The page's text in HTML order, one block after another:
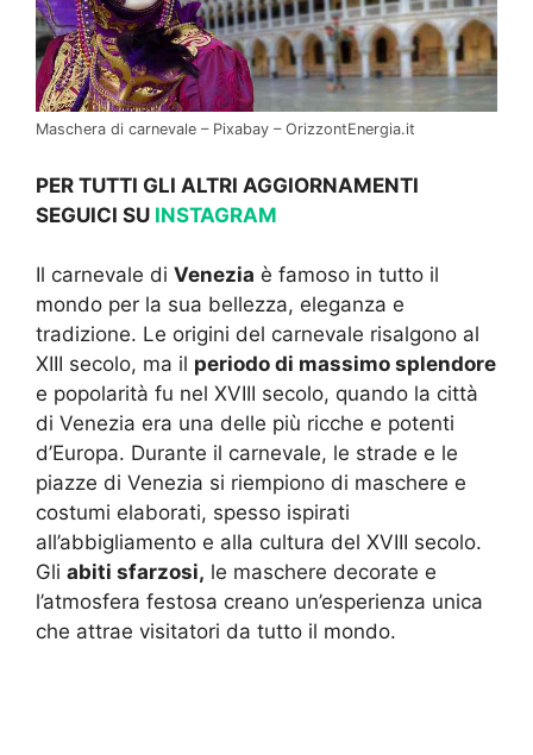
Maschera di carnevale – Pixabay – OrizzontEnergia.it
PER TUTTI GLI ALTRI AGGIORNAMENTI
SEGUICI SU INSTAGRAM
Il carnevale di Venezia è famoso in tutto il
mondo per la sua bellezza, eleganza e
tradizione. Le origini del carnevale risalgono al
XIII secolo, ma il periodo di massimo splendore
e popolarità fu nel XVIII secolo, quando la città
di Venezia era una delle più ricche e potenti
d’Europa. Durante il carnevale, le strade e le
piazze di Venezia si riempiono di maschere e
costumi elaborati, spesso ispirati
all’abbigliamento e alla cultura del XVIII secolo.
Gli abiti sfarzosi, le maschere decorate e
l’atmosfera festosa creano un’esperienza unica
che attrae visitatori da tutto il mondo.